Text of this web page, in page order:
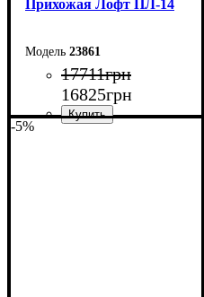
Прихожая Лофт ПЛ-14
23861
17711грн
16825грн
-5%